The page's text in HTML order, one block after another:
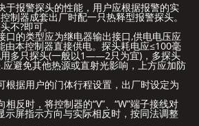
于报警探头的性能，用户应根据报警的实
制器成套出厂时配一只热释型报警探头。
不?即可。
口的类型应为继电器输出接口,供电电压应
由本控制器直接供电。探头耗电应≤100毫
多只探头(一般以1――2只为宜)，多探头
避免其他热源或直射光影响，上方应加防
根据用户的门体行程设置，出厂时设定为
反时，将控制器的“V”、“W”端子接线对
示屏指示方向与实际相反时，按同法调整